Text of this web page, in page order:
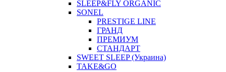
SLEEP&FLY ORGANIC
SONEL
PRESTIGE LINE
ГРАНД
ПРЕМИУМ
СТАНДАРТ
SWEET SLEEP (Украина)
TAKE&GO